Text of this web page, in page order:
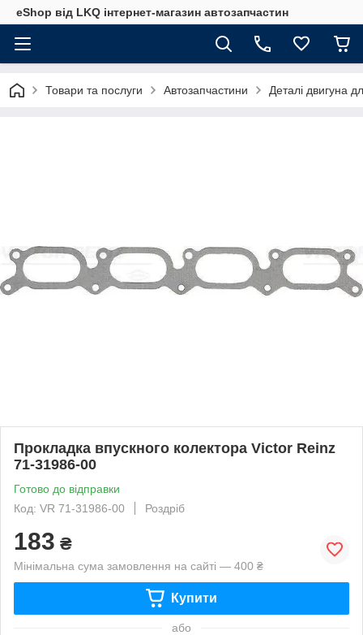
eShop від LKQ інтернет-магазин автозапчастин
Товари та послуги Автозапчастини Деталі двигуна
Прокладка впускного колектора Victor Reinz
71-31986-00
Готово до відправки
Код: VR 71-31986-00
Роздріб
183 ₴
Мінімальна сума замовлення на сайті — 400 ₴
Купити
або